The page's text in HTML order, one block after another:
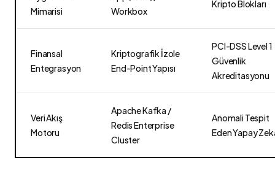
Mimarisi
Workbox
Kripto Blokları
Finansal
Entegrasyon
Kriptografik İzole
End-Point Yapısı
PCI-DSS Level 1
Güvenlik
Akreditasyonu
Veri Akış
Motoru
Apache Kafka /
Redis Enterprise
Cluster
Anomali Tespit
Eden Yapay